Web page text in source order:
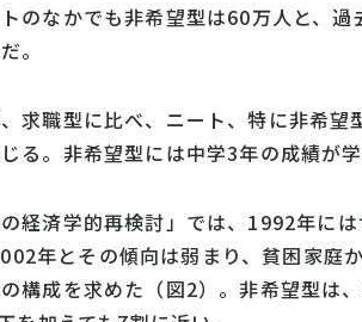
のなかでも非希望型は60万人と、
。
求職型に比べ、ニート、特に非希
る。非希望型には中学3年の成績が
の経済学的再検討」では、1992年に
年とその傾向は弱まり、貧困家庭
構成を求めた（図2）。非希望型は